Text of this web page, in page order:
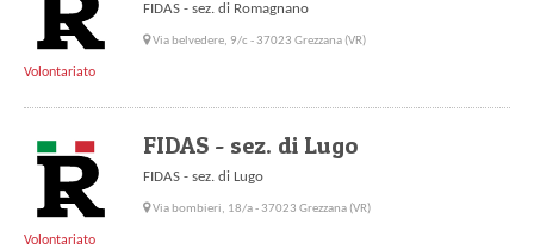
FIDAS - sez. di Romagnano
Via belvedere, 9/c - 37023 Grezzana (VR)
Volontariato
FIDAS - sez. di Lugo
FIDAS - sez. di Lugo
Via bombieri, 18/a - 37023 Grezzana (VR)
Volontariato